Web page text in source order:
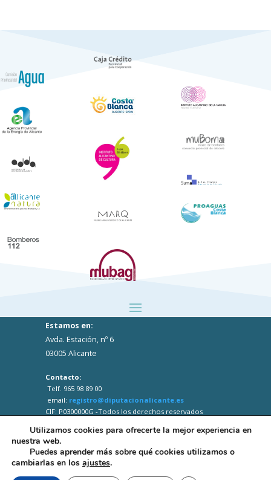
Estamos en:
Avda. Estación, nº 6
03005 Alicante
Contacto:
Telf. 965 98 89 00
email: registro@diputacionalicante.es
CIF: P0300000G -Todos los derechos reservados
Utilizamos cookies para ofrecerte la mejor experiencia en
nuestra web.
Puedes aprender más sobre qué cookies utilizamos o
cambiarlas en los ajustes.